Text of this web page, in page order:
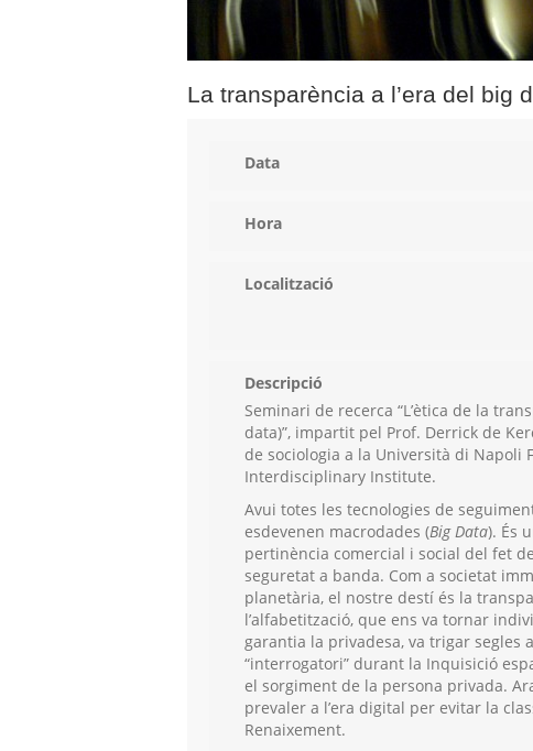
La transparència a l’era del big
Data
Hora
Localització
Descripció
Seminari de recerca “L’ètica de la
data)”, impartit pel Prof. Derrick de
de sociologia a la Università di Napoli
Interdisciplinary Institute.
Avui totes les tecnologies de
esdevenen macrodades (Big Data). És
pertinència comercial i social del fet
seguretat a banda. Com a societat
planetària, el nostre destí és la
l’alfabetització, que ens va tornar
garantia la privadesa, va trigar segles
“interrogatori” durant la Inquisició
el sorgiment de la persona privada.
prevaler a l’era digital per evitar la
Renaixement.